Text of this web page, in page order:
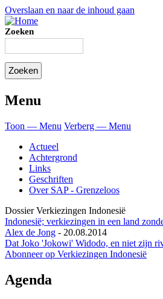
Overslaan en naar de inhoud gaan
Zoeken
Menu
Toon — Menu Verberg — Menu
Actueel
Achtergrond
Links
Geschriften
Over SAP - Grenzeloos
Dossier Verkiezingen Indonesië
Indonesië; verkiezingen in een land
Alex de Jong - 20.08.2014
Dat Joko 'Jokowi' Widodo, en niet zijn
Abonneer op Verkiezingen Indonesië
Agenda